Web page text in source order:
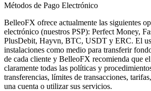
Métodos de Pago Electrónico
BelleoFX ofrece actualmente las siguientes
electrónico (nuestros PSP): Perfect Money,
PlusDebit, Hayvn, BTC, USDT y ERC. El
instalaciones como medio para transferir
de cada cliente y BelleoFX recomienda que
claramente todas las políticas y
transferencias, límites de transacciones,
una cuenta o utilizar sus servicios.